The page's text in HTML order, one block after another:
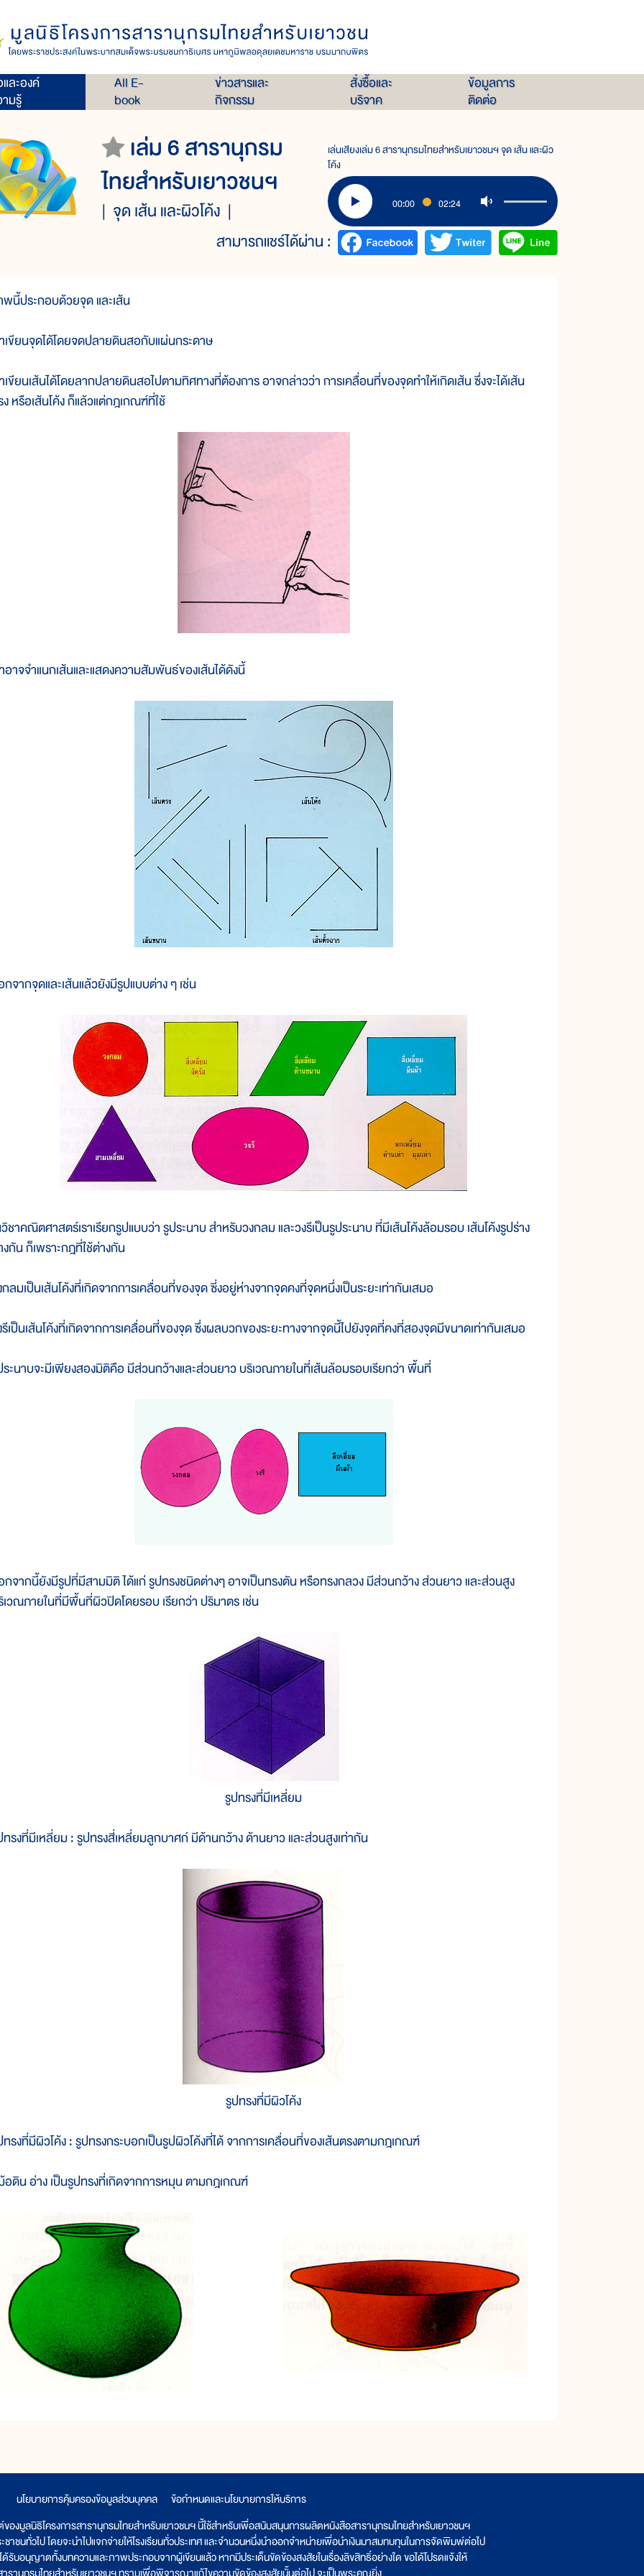
ละองค์
มรู้
All E-
book
ข่าวสารและ
กิจกรรม
สั่งซื้อและ
บริจาค
ข้อมูลการ
ติดต่อ
เล่ม 6 สารานุกรม
ไทยสำหรับเยาวชนฯ
จุด เส้น และผิวโค้ง
เล่นเสียงเล่ม 6 สารานุกรมไทยสำหรับเยาวชนฯ จุด เส้น และผิว
โค้ง
00:00 02:24
สามารถแชร์ได้ผ่าน :
นี้ประกอบด้วยจุด และเส้น
เขียนจุดได้โดยจดปลายดินสอกับแผ่นกระดาษ
เขียนเส้นได้โดยลากปลายดินสอไปตามทิศทางที่ต้องการ อาจกล่าวว่า การเคลื่อนที่ของจุดทำให้เกิดเส้น ซึ่งจะได้เส้น
หรือเส้นโค้ง ก็แล้วแต่กฎเกณฑ์ที่ใช้
อาจจำแนกเส้นและแสดงความสัมพันธ์ของเส้นได้ดังนี้
จากจุดและเส้นแล้วยังมีรูปแบบต่าง ๆ เช่น
ชาคณิตศาสตร์เราเรียกรูปแบบว่า รูประนาบ สำหรับวงกลม และวงรีเป็นรูประนาบ ที่มีเส้นโค้งล้อมรอบ เส้นโค้งรูปร่าง
กัน ก็เพราะกฎที่ใช้ต่างกัน
ลมเป็นเส้นโค้งที่เกิดจากการเคลื่อนที่ของจุด ซี่งอยู่ห่างจากจุดคงที่จุดหนึ่งเป็นระยะเท่ากันเสมอ
เป็นเส้นโค้งที่เกิดจากการเคลื่อนที่ของจุด ซึ่งผลบวกของระยะทางจากจุดนี้ไปยังจุดที่คงที่สองจุดมีขนาดเท่ากันเสมอ
ะนาบจะมีเพียงสองมิติคือ มีส่วนกว้างและส่วนยาว บริเวณภายในที่เส้นล้อมรอบเรียกว่า พื้นที่
จากนี้ยังมีรูปที่มีสามมิติ ได้แก่ รูปทรงชนิดต่างๆ อาจเป็นทรงตัน หรือทรงกลวง มีส่วนกว้าง ส่วนยาว และส่วนสูง
วณภายในที่มีพื้นที่ผิวปิดโดยรอบ เรียกว่า ปริมาตร เช่น
รูปทรงที่มีเหลี่ยม
รงที่มีเหลี่ยม : รูปทรงสี่เหลี่ยมลูกบาศก์ มีด้านกว้าง ด้านยาว และส่วนสูงเท่ากัน
รูปทรงที่มีผิวโค้ง
รงที่มีผิวโค้ง : รูปทรงกระบอกเป็นรูปผิวโค้งที่ได้ จากการเคลื่อนที่ของเส้นตรงตามกฎเกณฑ์
ดิน อ่าง เป็นรูปทรงที่เกิดจากการหมุน ตามกฎเกณฑ์
นโยบายการคุ้มครองข้อมูลส่วนบุคคล
ข้อกำหนดและนโยบายการให้บริการ
องมูลนิธิโครงการสารานุกรมไทยสำหรับเยาวชนฯ นี้ใช้สำหรับเพื่อสนับสนุนการผลิตหนังสือสารานุกรมไทยสำหรับเยาวชนฯ
ชาชนทั่วไป โดยจะนำไปแจกจ่ายให้โรงเรียนทั่วประเทศ และจำนวนหนึ่งนำออกจำหน่ายเพื่อนำเงินมาสมทบทุนในการจัดพิมพ์ต่อไป
รับอนุญาตทั้งบทความและภาพประกอบจากผู้เขียนแล้ว หากมีประเด็นขัดข้องสงสัยในเรื่องลิขสิทธิ์อย่างใด ขอได้โปรดแจ้งให้